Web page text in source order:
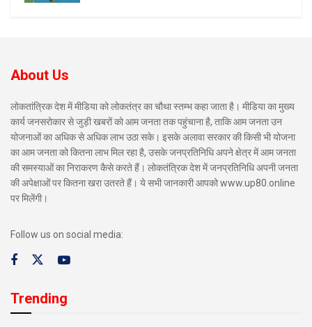
About Us
लोकतांत्रिक देश में मीडिया को लोकतंत्र का चौथा स्तम्भ कहा जाता है। मीडिया का मुख्य
कार्य जनसरोकार से जुड़ी खबरों को आम जनता तक पहुंचाना है, ताकि आम जनता उन
योजनाओं का अधिक से अधिक लाभ उठा सके। इसके अलावा सरकार की किसी भी योजना
का आम जनता को कितना लाभ मिल रहा है, उसके जनप्रतिनिधि अपने क्षेत्र में आम जनता
की समस्याओं का निराकरण कैसे करते हैं। लोकतंत्रिक देश में जनप्रतिनिधि अपनी जनता
की अपेक्षाओं पर कितना खरा उतरते हैं। ये सभी जानकारी आपको www.up80.online
पर मिलेंगी।
Follow us on social media:
Trending